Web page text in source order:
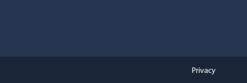
Privacy